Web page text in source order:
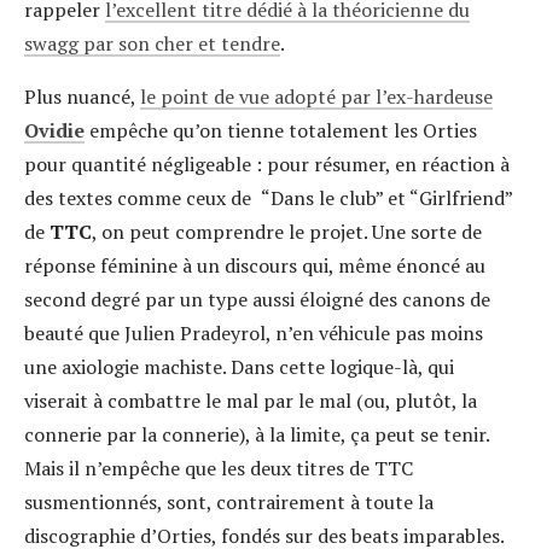
rappeler l’excellent titre dédié à la théoricienne du
swagg par son cher et tendre.
Plus nuancé, le point de vue adopté par l’ex-hardeuse
Ovidie empêche qu’on tienne totalement les Orties
pour quantité négligeable : pour résumer, en réaction à
des textes comme ceux de “Dans le club” et “Girlfriend”
de TTC, on peut comprendre le projet. Une sorte de
réponse féminine à un discours qui, même énoncé au
second degré par un type aussi éloigné des canons de
beauté que Julien Pradeyrol, n’en véhicule pas moins
une axiologie machiste. Dans cette logique-là, qui
viserait à combattre le mal par le mal (ou, plutôt, la
connerie par la connerie), à la limite, ça peut se tenir.
Mais il n’empêche que les deux titres de TTC
susmentionnés, sont, contrairement à toute la
discographie d’Orties, fondés sur des beats imparables.